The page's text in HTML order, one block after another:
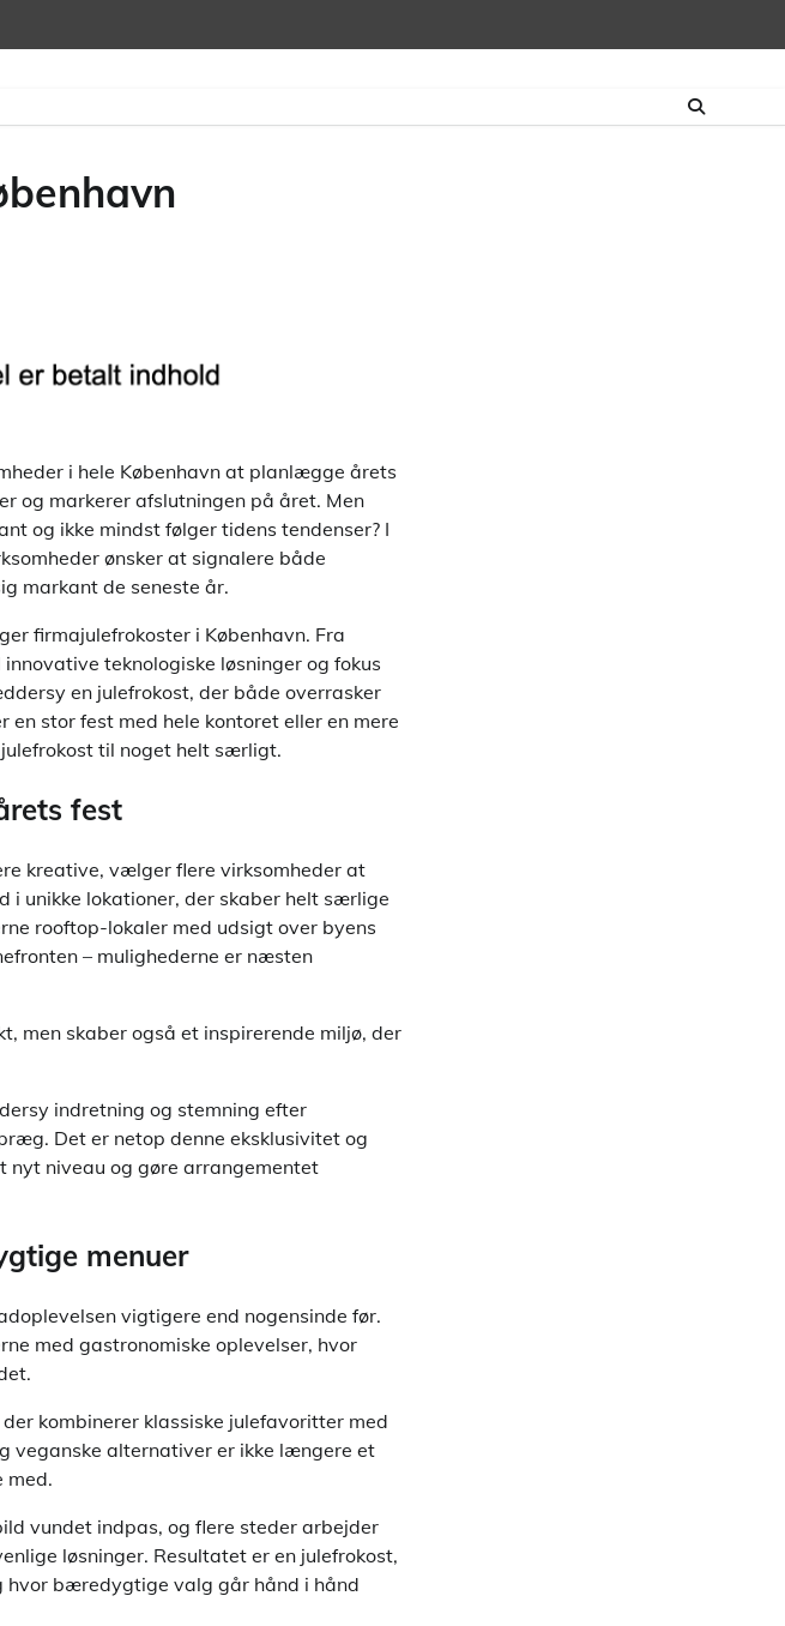
i hele København at planlægge årets
og markerer afslutningen på året. Men
og ikke mindst følger tidens tendenser? I
ønsker at signalere både
markant de seneste år.
firmajulefrokoster i København. Fra
teknologiske løsninger og fokus
en julefrokost, der både overrasker
stor fest med hele kontoret eller en mere
til noget helt særligt.
fest
kreative, vælger flere virksomheder at
i unikke lokationer, der skaber helt særlige
rooftop-lokaler med udsigt over byens
– mulighederne er næsten
men skaber også et inspirerende miljø, der
indretning og stemning efter
Det er netop denne eksklusivitet og
niveau og gøre arrangementet
menuer
vigtigere end nogensinde før.
med gastronomiske oplevelser, hvor
kombinerer klassiske julefavoritter med
veganske alternativer er ikke længere et
med.
vundet indpas, og flere steder arbejder
løsninger. Resultatet er en julefrokost,
bæredygtige valg går hånd i hånd